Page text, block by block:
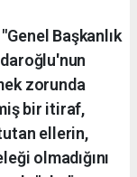
Başkanlık
zorunda
bir itiraf,
ellerin,
olmadığını